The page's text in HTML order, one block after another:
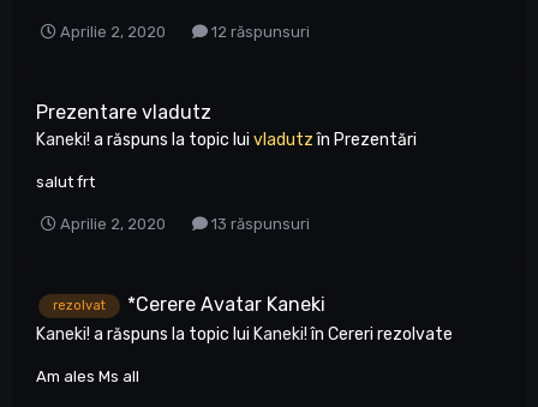
Aprilie 2, 2020 12 răspunsuri
Prezentare vladutz
Kaneki! a răspuns la topic lui vladutzîn Prezentări
salut frt
Aprilie 2, 2020 13 răspunsuri
rezolvat *Cerere Avatar Kaneki
Kaneki! a răspuns la topic lui Kaneki!în Cereri rezolvate
Am ales Ms all